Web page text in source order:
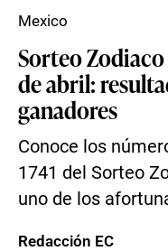
Sorteo Zodiaco
de abril:
ganadores
Conoce los
1741 del Sorteo
uno de los
Mexico
Redacción EC